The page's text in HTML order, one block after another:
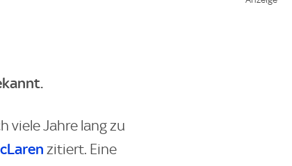
viele Jahre lang zu
zitiert. Eine